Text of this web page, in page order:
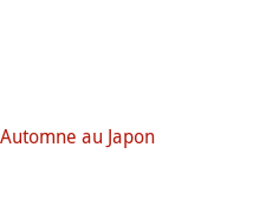
Automne au Japon